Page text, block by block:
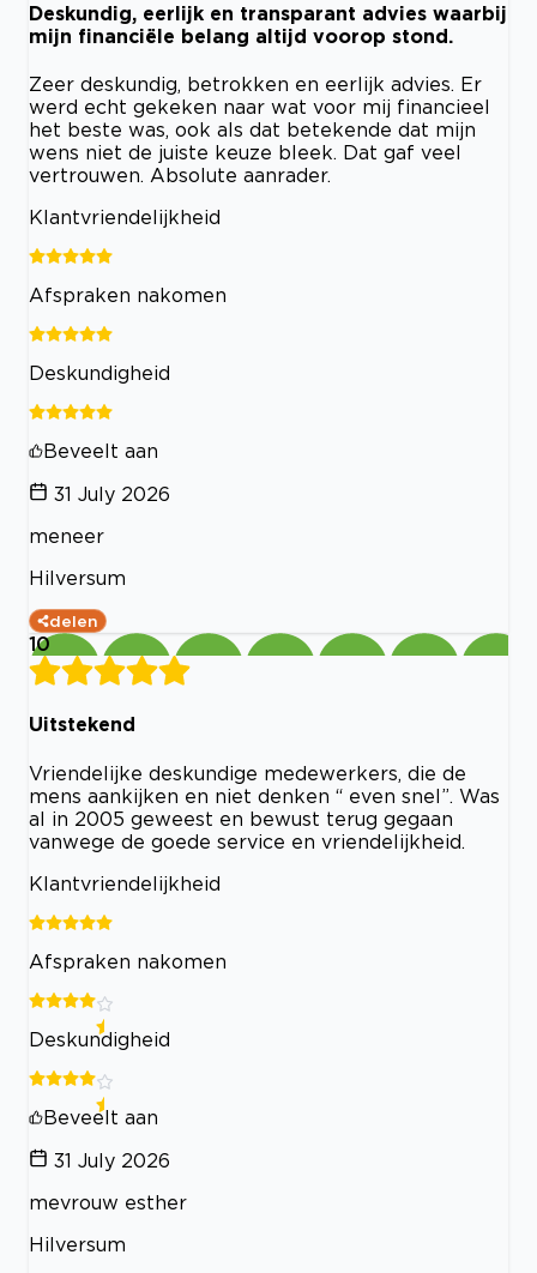
Deskundig, eerlijk en transparant advies waarbij
mijn financiële belang altijd voorop stond.
Zeer deskundig, betrokken en eerlijk advies. Er
werd echt gekeken naar wat voor mij financieel
het beste was, ook als dat betekende dat mijn
wens niet de juiste keuze bleek. Dat gaf veel
vertrouwen. Absolute aanrader.
Klantvriendelijkheid
Afspraken nakomen
Deskundigheid
Beveelt aan
31 July 2026
meneer
Hilversum
delen
10
Uitstekend
Vriendelijke deskundige medewerkers, die de
mens aankijken en niet denken “ even snel”. Was
al in 2005 geweest en bewust terug gegaan
vanwege de goede service en vriendelijkheid.
Klantvriendelijkheid
Afspraken nakomen
Deskundigheid
Beveelt aan
31 July 2026
mevrouw esther
Hilversum